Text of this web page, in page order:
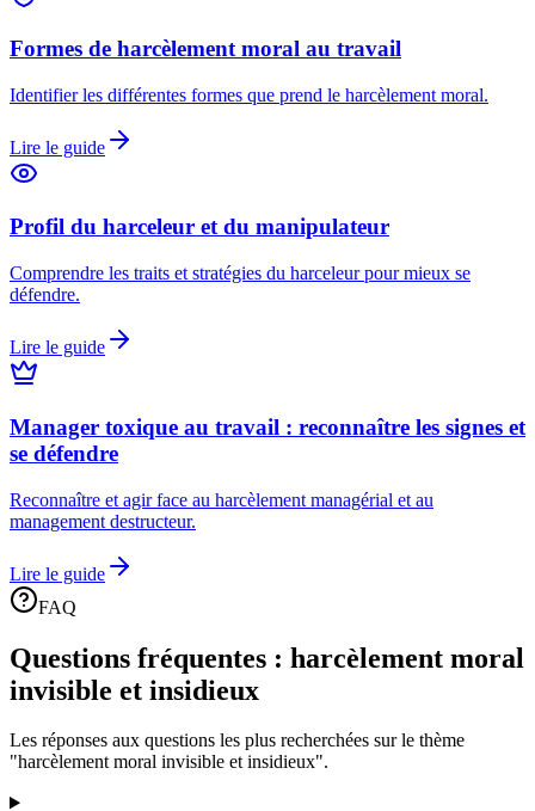
Formes de harcèlement moral au travail
Identifier les différentes formes que prend le harcèlement moral.
Lire le guide
Profil du harceleur et du manipulateur
Comprendre les traits et stratégies du harceleur pour mieux se
défendre.
Lire le guide
Manager toxique au travail : reconnaître les signes et
se défendre
Reconnaître et agir face au harcèlement managérial et au
management destructeur.
Lire le guide
FAQ
Questions fréquentes : harcèlement moral
invisible et insidieux
Les réponses aux questions les plus recherchées sur le thème
"harcèlement moral invisible et insidieux".